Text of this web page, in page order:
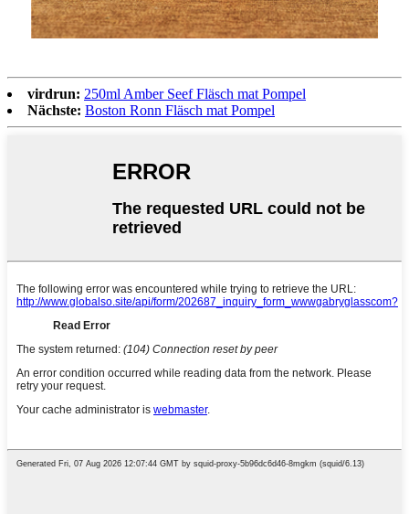
virdrun: 250ml Amber Seef Fläsch mat Pompel
Nächste: Boston Ronn Fläsch mat Pompel